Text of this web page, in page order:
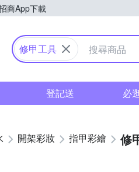
商App下載
Yahoo購物中心
修甲工具
登記送 必
開架彩妝 指甲彩繪 修